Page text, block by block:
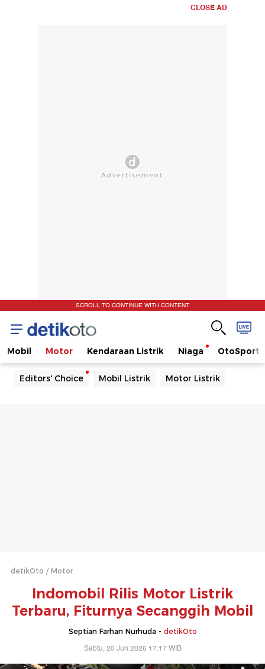
CLOSE AD
SCROLL TO CONTINUE WITH CONTENT
Mobil Motor Kendaraan Listrik Niaga OtoSport
Editors' Choice Mobil Listrik Motor Listrik
detikOto Motor
Indomobil Rilis Motor Listrik
Terbaru, Fiturnya Secanggih Mobil
Septian Farhan Nurhuda - detikOto
Sabtu, 20 Jun 2026 17:17 WIB